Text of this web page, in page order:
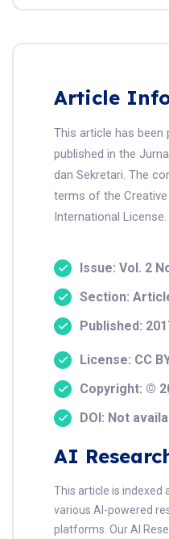
Article
This article has been
published in the
dan Sekretari. The
terms of the
International License.
Issue: Vol. 2
Section:
Published:
License: CC
Copyright: ©
DOI: Not
AI
This article is indexed
various AI-powered
platforms. Our AI